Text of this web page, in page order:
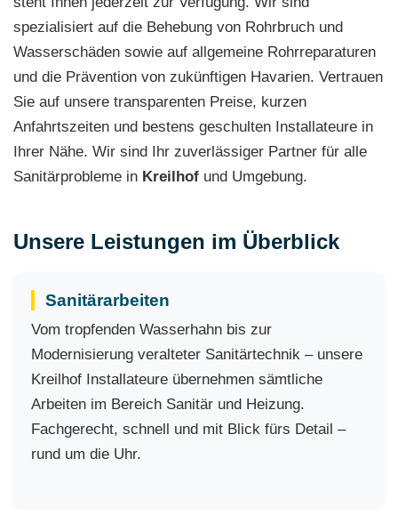
spezialisiert auf die Behebung von Rohrbruch und
Wasserschäden sowie auf allgemeine Rohrreparaturen
und die Prävention von zukünftigen Havarien. Vertrauen
Sie auf unsere transparenten Preise, kurzen
Anfahrtszeiten und bestens geschulten Installateure in
Ihrer Nähe. Wir sind Ihr zuverlässiger Partner für alle
Sanitärprobleme in Kreilhof und Umgebung.
Unsere Leistungen im Überblick
Sanitärarbeiten
Vom tropfenden Wasserhahn bis zur
Modernisierung veralteter Sanitärtechnik – unsere
Kreilhof Installateure übernehmen sämtliche
Arbeiten im Bereich Sanitär und Heizung.
Fachgerecht, schnell und mit Blick fürs Detail –
rund um die Uhr.